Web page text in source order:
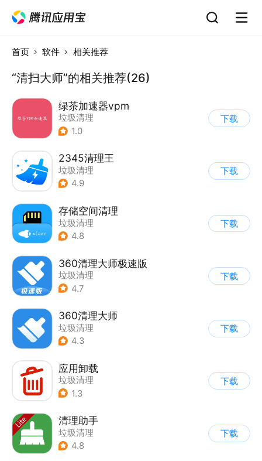
首页 软件 相关推荐
“清扫大师”的相关推荐(26)
绿茶加速器vpm
垃圾清理
1.0
下载
2345清理王
垃圾清理
4.9
下载
存储空间清理
垃圾清理
4.8
下载
360清理大师极速版
垃圾清理
4.7
下载
360清理大师
垃圾清理
4.3
下载
应用卸载
垃圾清理
1.3
下载
清理助手
垃圾清理
4.8
下载